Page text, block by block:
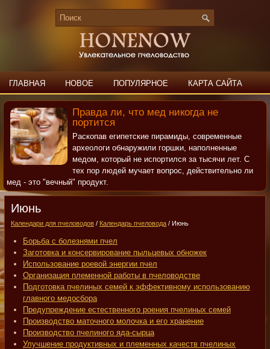
ГЛАВНАЯ НОВОЕ ПОПУЛЯРНОЕ КАРТА САЙТА
ПОИСК КОНТАКТЫ
Правда ли, что мед никогда не
портится
Раскопав египетские пирамиды, современные
археологи обнаружили горшки, наполненные
медом, который не испортился за тысячи лет. С
тех пор людей мучает вопрос, действительно ли
мед - это "вечный" продукт.
Июнь
Календари для пчеловодов / Календарь пчеловода / Июнь
Борьба с болезнями пчел
Заготовка и консервирование пыльцевых обножек
Использование роевой энергии пчел
Организация племенной работы в пчеловодстве
Подготовка пчелиных семей к эффективному использованию
главного медосбора
Предупреждение естественного роения пчелиных семей
Производство маточного молочка и его хранение
Производство пчелиного яда-сырца
Улучшение продуктивных и племенных качеств пчелиных